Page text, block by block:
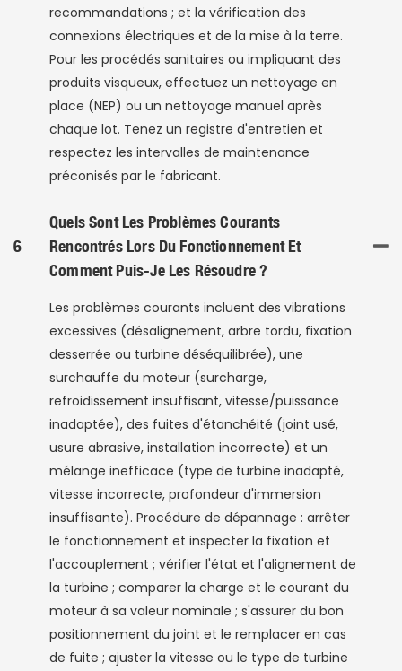
recommandations ; et la vérification des
connexions électriques et de la mise à la terre.
Pour les procédés sanitaires ou impliquant des
produits visqueux, effectuez un nettoyage en
place (NEP) ou un nettoyage manuel après
chaque lot. Tenez un registre d'entretien et
respectez les intervalles de maintenance
préconisés par le fabricant.
6
Quels Sont Les Problèmes Courants
Rencontrés Lors Du Fonctionnement Et
Comment Puis-Je Les Résoudre ?
Les problèmes courants incluent des vibrations
excessives (désalignement, arbre tordu, fixation
desserrée ou turbine déséquilibrée), une
surchauffe du moteur (surcharge,
refroidissement insuffisant, vitesse/puissance
inadaptée), des fuites d'étanchéité (joint usé,
usure abrasive, installation incorrecte) et un
mélange inefficace (type de turbine inadapté,
vitesse incorrecte, profondeur d'immersion
insuffisante). Procédure de dépannage : arrêter
le fonctionnement et inspecter la fixation et
l'accouplement ; vérifier l'état et l'alignement de
la turbine ; comparer la charge et le courant du
moteur à sa valeur nominale ; s'assurer du bon
positionnement du joint et le remplacer en cas
de fuite ; ajuster la vitesse ou le type de turbine